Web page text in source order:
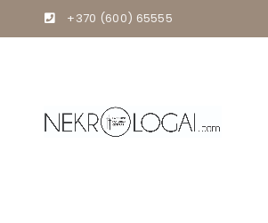
+370 (600) 65555